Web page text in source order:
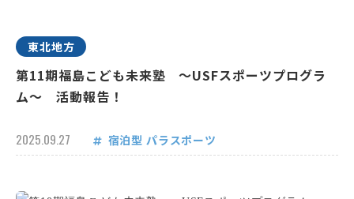
東北地方
第11期福島こども未来塾 ～USFスポーツプログラ
ム～ 活動報告！
2025.09.27 宿泊型 パラスポーツ